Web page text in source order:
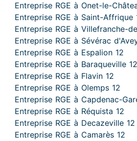
Entreprise RGE à Onet-le-
Entreprise RGE à Saint-Affrique
Entreprise RGE à Villefranche-
Entreprise RGE à Sévérac
Entreprise RGE à Espalion 12
Entreprise RGE à Baraqueville 12
Entreprise RGE à Flavin 12
Entreprise RGE à Olemps 12
Entreprise RGE à Capdenac-
Entreprise RGE à Réquista 12
Entreprise RGE à Decazeville 12
Entreprise RGE à Camarès 12